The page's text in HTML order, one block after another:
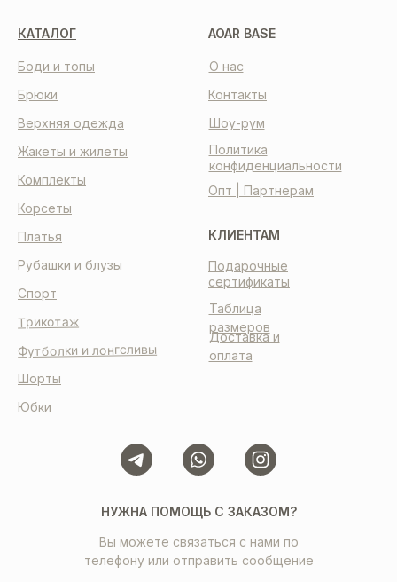
КАТАЛОГ
КЛИЕНТАМ
Таблица
размеров
Доставка и
оплата
Подарочные
сертификаты
НУЖНА ПОМОЩЬ С ЗАКАЗОМ?
Вы можете связаться с нами по
телефону или отправить сообщение
AOAR BASE
О нас
Контакты
Шоу-рум
Политика
конфиденциальности
Опт | Партнерам
Корсеты
Платья
Боди и топы
Комплекты
Шорты
Спорт
Рубашки и блузы
Брюки
Жакеты и жилеты
Трикотаж
Футболки и лонгсливы
Верхняя одежда
Юбки